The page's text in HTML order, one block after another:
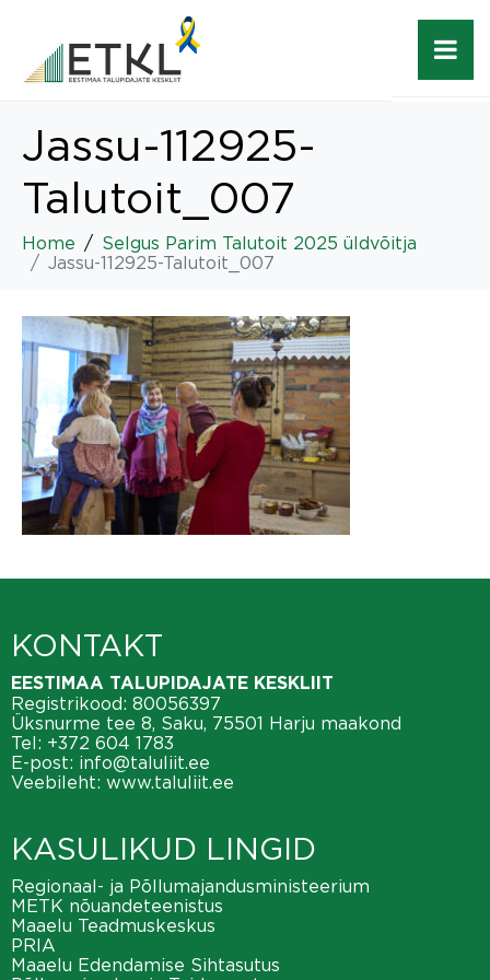
Jassu-112925-
Talutoit_007
Home
Selgus Parim Talutoit 2025 üldvõitja
Jassu-112925-Talutoit_007
KONTAKT
EESTIMAA TALUPIDAJATE KESKLIIT
Registrikood: 80056397
Üksnurme tee 8, Saku, 75501 Harju maakond
Tel: +372 604 1783
E-post: info@taluliit.ee
Veebileht: www.taluliit.ee
KASULIKUD LINGID
Regionaal- ja Põllumajandusministeerium
METK nõuandeteenistus
Maaelu Teadmuskeskus
PRIA
Maaelu Edendamise Sihtasutus